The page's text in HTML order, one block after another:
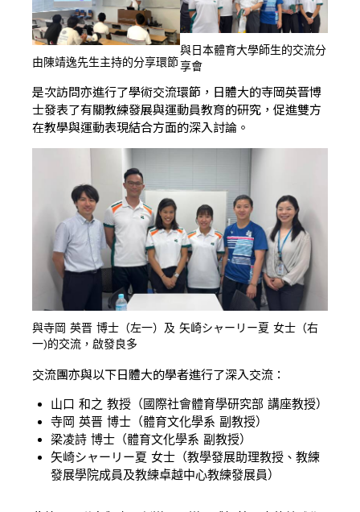
由陳靖逸先生主持的分享環節
與日本體育大學師生的交流分
享會
是次訪問亦進行了學術交流環節，日體大的寺岡英晋博
士發表了有關教練發展與運動員教育的研究，促進雙方
在教學與運動表現結合方面的深入討論。
與寺岡 英晋 博士（左一）及 矢崎シャーリー夏 女士（右
一)的交流，啟發良多
交流團亦與以下日體大的學者進行了深入交流：
山口 和之 教授（國際社會體育學研究部 講座教授）
寺岡 英晋 博士（體育文化學系 副教授）
梁凌詩 博士（體育文化學系 副教授）
矢崎シャーリー夏 女士（教學發展助理教授、教練
發展學院成員及教練卓越中心教練發展員）